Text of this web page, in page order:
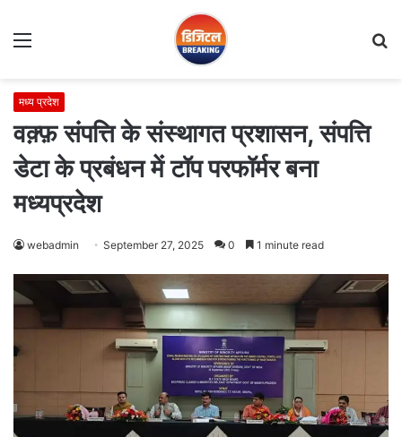
Menu
मध्य प्रदेश
वक़्फ़ संपत्ति के संस्थागत प्रशासन, संपत्ति
डेटा के प्रबंधन में टॉप परफॉर्मर बना
मध्यप्रदेश
webadmin September 27, 2025 0 1 minute read